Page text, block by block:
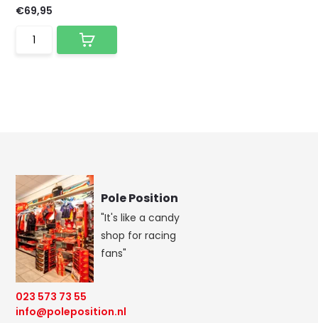
€69,95
Pole Position
"It's like a candy
shop for racing
fans"
023 573 73 55
info@poleposition.nl